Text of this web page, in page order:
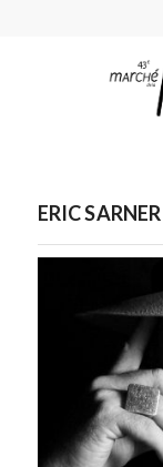
ERIC SARNER